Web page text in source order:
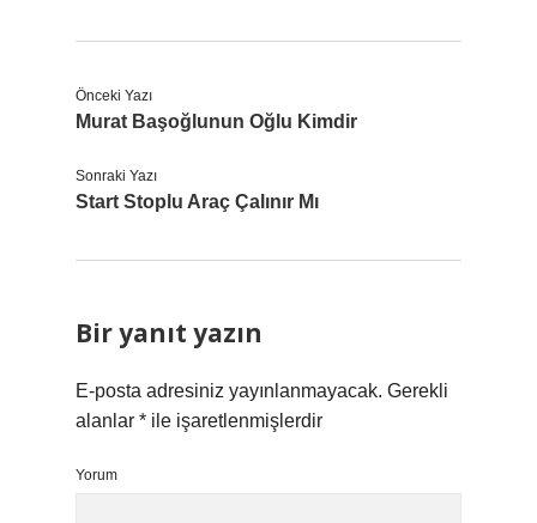
Önceki Yazı
Murat Başoğlunun Oğlu Kimdir
Sonraki Yazı
Start Stoplu Araç Çalınır Mı
Bir yanıt yazın
E-posta adresiniz yayınlanmayacak. Gerekli
alanlar * ile işaretlenmişlerdir
Yorum